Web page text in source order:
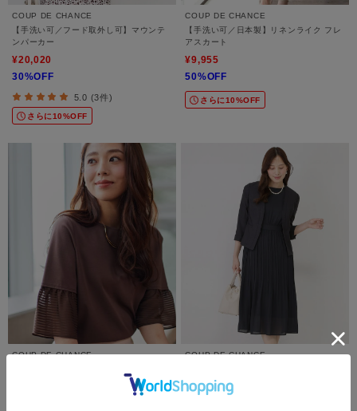
COUP DE CHANCE
【手洗い可／フード取外し可】マウンテ
ンパーカー
¥20,020
30%OFF
5.0 (3件)
さらに10%OFF
COUP DE CHANCE
【手洗い可／日本製】リネンライク フレ
アスカート
¥9,955
50%OFF
さらに10%OFF
COUP DE CHANCE
COUP DE CHANCE
¥15,950